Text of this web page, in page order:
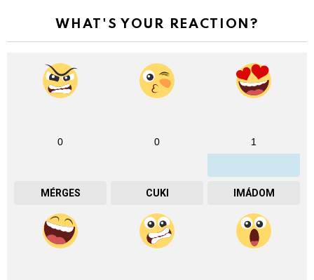
WHAT'S YOUR REACTION?
0
MÉRGES
0
CUKI
1
IMÁDOM